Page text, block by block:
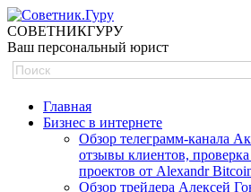
СОВЕТНИКГУРУ
Ваш персональный юрист
Главная
Бизнес в интернете
Обзор телеграмм-канала
отзывы клиентов,
проектов от Alexandr
Обзор трейдера Алексей